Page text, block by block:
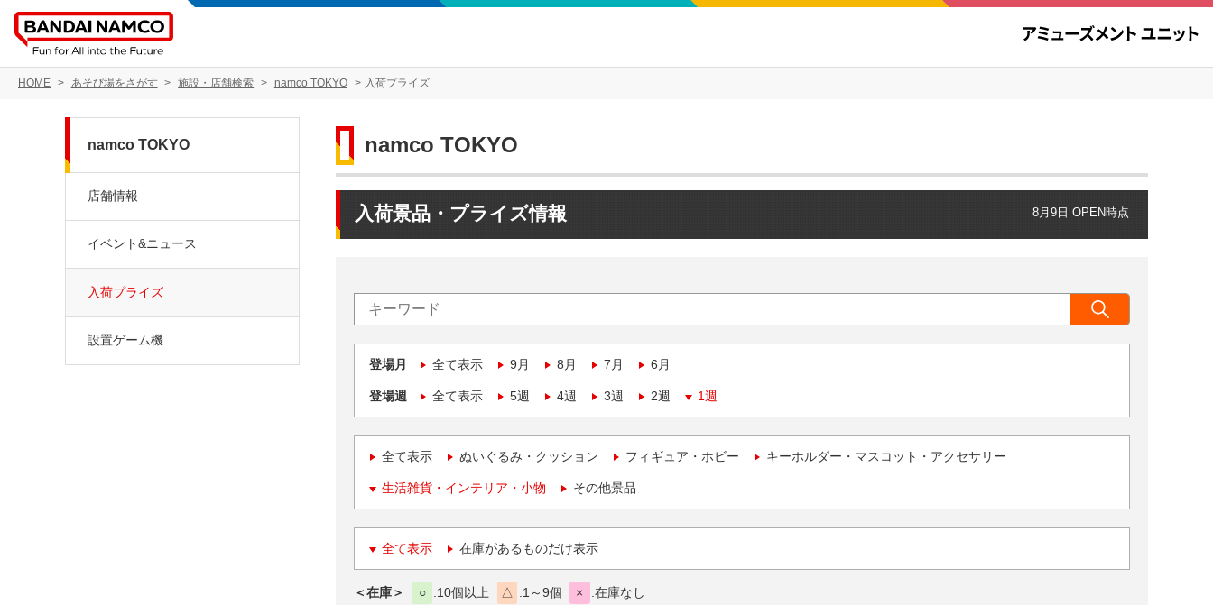
HOME あそび場をさがす 施設・店舗検索 namco TOKYO 入荷プライズ
namco TOKYO
入荷景品・プライズ情報 8月9日 OPEN時点
登場月 全て表示 9月 8月 7月 6月
登場週 全て表示 5週 4週 3週 2週 1週
全て表示 ぬいぐるみ・クッション フィギュア・ホビー キーホルダー・マスコット・アクセサリー
生活雑貨・インテリア・小物 その他景品
全て表示 在庫があるものだけ表示
＜在庫＞ ○ 10個以上 △ 1～9個 × 在庫なし
namco TOKYO
店舗情報
イベント&ニュース
入荷プライズ
設置ゲーム機